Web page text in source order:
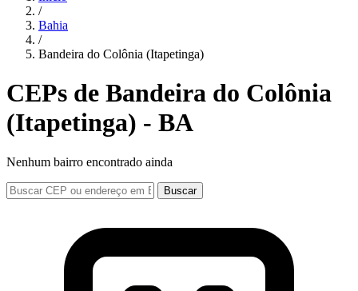
/
Bahia
/
Bandeira do Colônia (Itapetinga)
CEPs de Bandeira do Colônia
(Itapetinga) - BA
Nenhum bairro encontrado ainda
Buscar